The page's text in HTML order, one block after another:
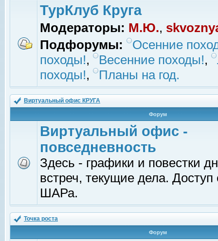
ТурКлуб Круга
Модераторы: М.Ю.,
Подфорумы:
Осенние
походы!, Весенние походы!,
походы!, Планы на год.
Виртуальный офис КРУГА
Форум
Виртуальный офис -
повседневность
Здесь - графики и повестки
встреч, текущие дела.
ШАРа.
Точка роста
Форум